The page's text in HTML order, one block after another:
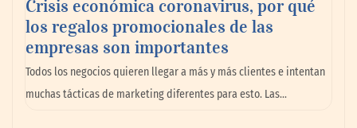
La omnicanalidad redefine la forma de
planear viajes en México
Crisis económica coronavirus, por qué
los regalos promocionales de las
empresas son importantes
Todos los negocios quieren llegar a más y más clientes e intentan
muchas tácticas de marketing diferentes para esto. Las…